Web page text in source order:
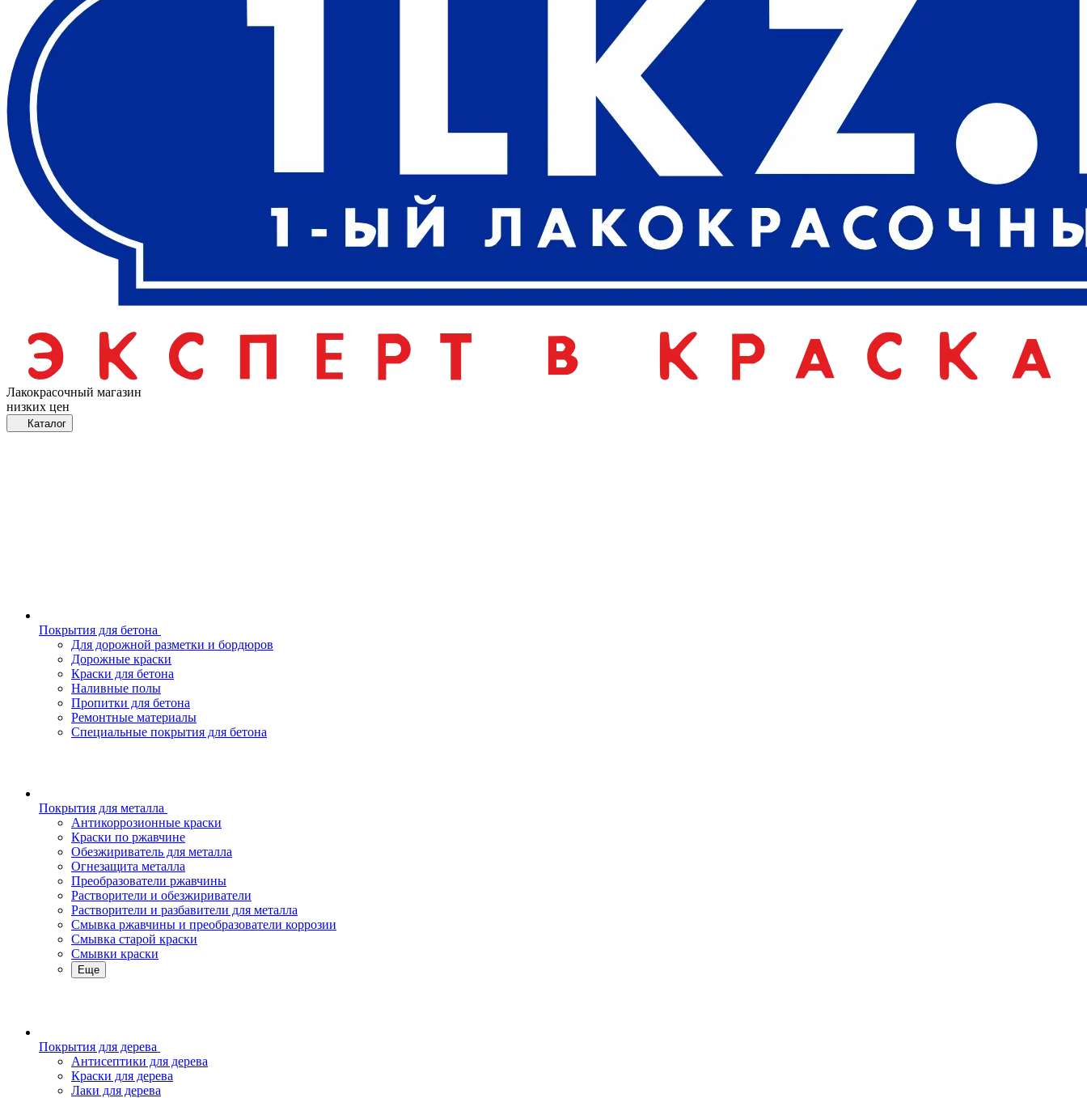
Лакокрасочный магазин
низких цен
Каталог
Покрытия для бетона
Для дорожной разметки и бордюров
Дорожные краски
Краски для бетона
Наливные полы
Пропитки для бетона
Ремонтные материалы
Специальные покрытия для бетона
Покрытия для металла
Антикоррозионные краски
Краски по ржавчине
Обезжириватель для металла
Огнезащита металла
Преобразователи ржавчины
Растворители и обезжириватели
Растворители и разбавители для металла
Смывка ржавчины и преобразователи коррозии
Смывка старой краски
Смывки краски
Еще
Покрытия для дерева
Антисептики для дерева
Краски для дерева
Лаки для дерева